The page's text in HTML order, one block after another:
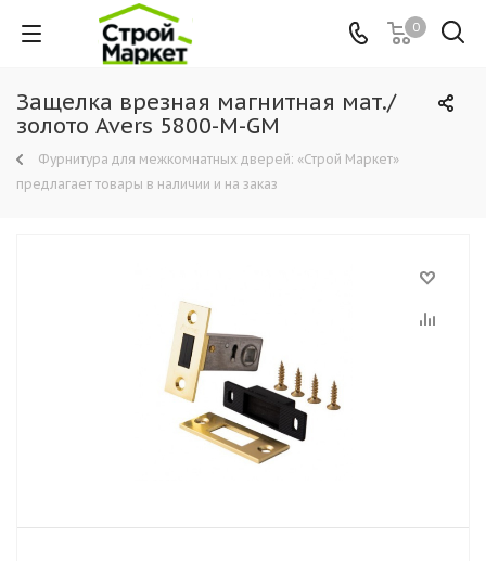
0
Защелка врезная магнитная мат./
золото Avers 5800-М-GM
Фурнитура для межкомнатных дверей: «Строй Маркет»
предлагает товары в наличии и на заказ